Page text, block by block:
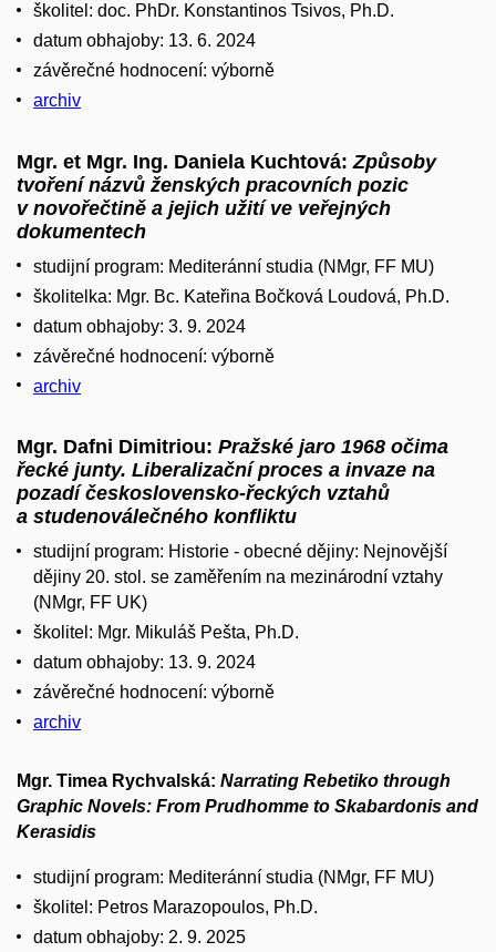
školitel: doc. PhDr. Konstantinos Tsivos, Ph.D.
datum obhajoby: 13. 6. 2024
závěrečné hodnocení: výborně
archiv
Mgr. et Mgr. Ing. Daniela Kuchtová:Způsoby
tvoření názvů ženských pracovních pozic
v novořečtině a jejich užití ve veřejných
dokumentech
studijní program: Mediteránní studia (NMgr, FF MU)
školitelka: Mgr. Bc. Kateřina Bočková Loudová, Ph.D.
datum obhajoby: 3. 9. 2024
závěrečné hodnocení: výborně
archiv
Mgr. Dafni Dimitriou: Pražské jaro 1968 očima
řecké junty. Liberalizační proces a invaze na
pozadí československo-řeckých vztahů
a studenoválečného konfliktu
studijní program: Historie - obecné dějiny: Nejnovější
dějiny 20. stol. se zaměřením na mezinárodní vztahy
(NMgr, FF UK)
školitel: Mgr. Mikuláš Pešta, Ph.D.
datum obhajoby: 13. 9. 2024
závěrečné hodnocení: výborně
archiv
Mgr. Timea Rychvalská: Narrating Rebetiko through
Graphic Novels: From Prudhomme to Skabardonis and
Kerasidis
studijní program: Mediteránní studia (NMgr, FF MU)
školitel: Petros Marazopoulos, Ph.D.
datum obhajoby: 2. 9. 2025